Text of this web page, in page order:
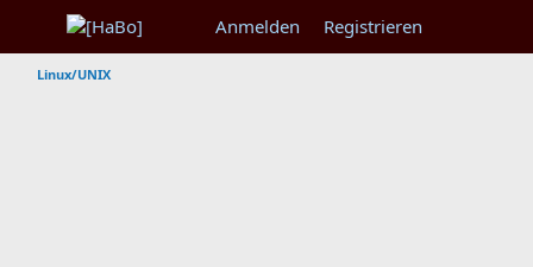
Anmelden Registrieren
Linux/UNIX